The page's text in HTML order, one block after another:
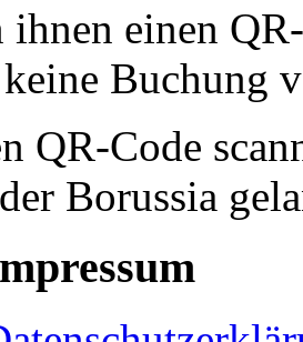
einen
Buchung
QR-Code
Borussia